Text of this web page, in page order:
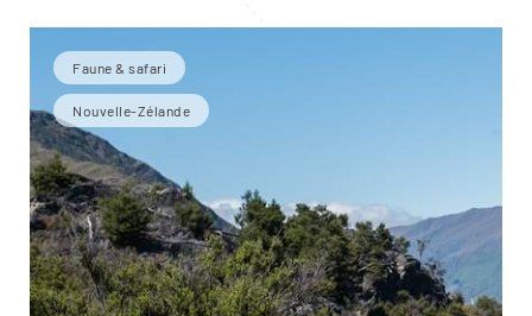
Faune & safari
Nouvelle-Zélande